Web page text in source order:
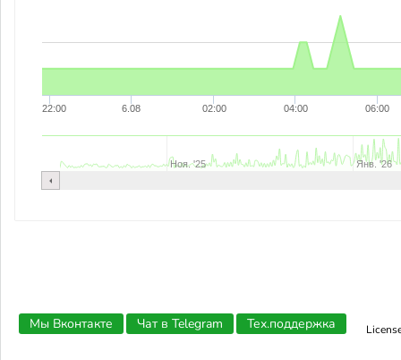
22:00 6.08 02:00 04:00 06:00
Ноя. '25 Янв. '26
Мы Вконтакте Чат в Telegram Тех.поддержка